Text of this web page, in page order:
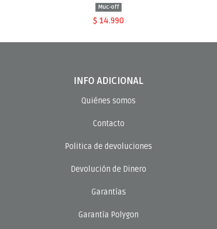
Muc-off
$ 14.990
INFO ADICIONAL
Quiénes somos
Contacto
Politica de devoluciones
Devolución de Dinero
Garantías
Garantía Polygon